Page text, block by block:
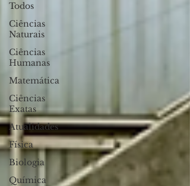
Todos
Ciências
Naturais
Ciências
Humanas
Matemática
Ciências
Exatas
Atualidades
Física
Biologia
Química